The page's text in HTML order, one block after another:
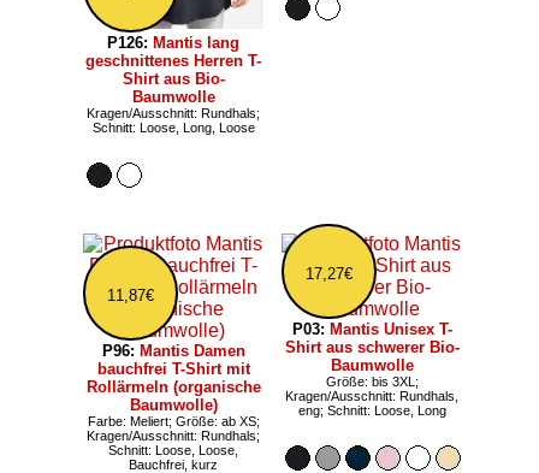
P126: Mantis lang
geschnittenes Herren T-
Shirt aus Bio-
Baumwolle
Kragen/Ausschnitt: Rundhals;
Schnitt: Loose, Long, Loose
11,87€
P96: Mantis Damen
bauchfrei T-Shirt mit
Rollärmeln (organische
Baumwolle)
Farbe: Meliert; Größe: ab XS;
Kragen/Ausschnitt: Rundhals;
Schnitt: Loose, Loose,
Bauchfrei, kurz
17,27€
P03: Mantis Unisex T-
Shirt aus schwerer Bio-
Baumwolle
Größe: bis 3XL;
Kragen/Ausschnitt: Rundhals,
eng; Schnitt: Loose, Long